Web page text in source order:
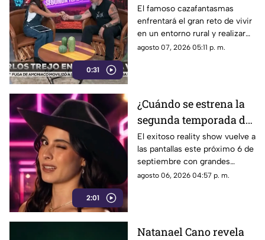
0:31
primer participante
confirmado para La
Granja VIP 2026
El famoso cazafantasmas
enfrentará el gran reto de vivir
en un entorno rural y realizar
pesadas labores de campo
agosto 07, 2026 05:11 p. m.
2:01
¿Cuándo se estrena la
segunda temporada de
La Granja VIP en
Azteca Uno?
El exitoso reality show vuelve a
las pantallas este próximo 6 de
septiembre con grandes
celebridades y condiciones
agosto 06, 2026 04:57 p. m.
Natanael Cano revela